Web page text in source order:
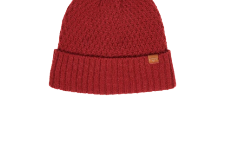
Bekleidung
Handschuhe